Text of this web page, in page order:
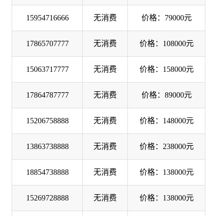
15954716666 无消费 价格：79000元
17865707777 无消费 价格：108000元
15063717777 无消费 价格：158000元
17864787777 无消费 价格：89000元
15206758888 无消费 价格：148000元
13863738888 无消费 价格：238000元
18854738888 无消费 价格：138000元
15269728888 无消费 价格：138000元